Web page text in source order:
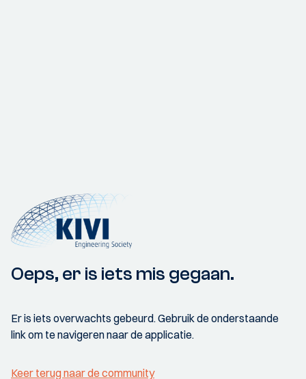
Oeps, er is iets mis gegaan.
Er is iets overwachts gebeurd. Gebruik de onderstaande
link om te navigeren naar de applicatie.
Keer terug naar de community